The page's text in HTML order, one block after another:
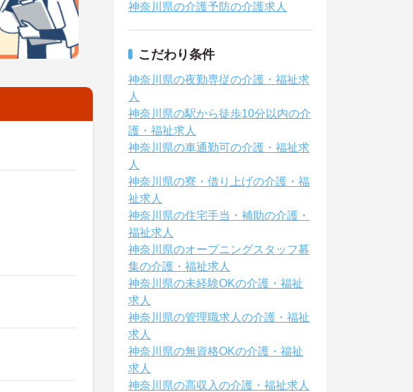
神奈川県の介護予防の介護求人
こだわり条件
神奈川県の夜勤専従の介護・福祉求
人
神奈川県の駅から徒歩10分以内の介
護・福祉求人
神奈川県の車通勤可の介護・福祉求
人
神奈川県の寮・借り上げの介護・福
祉求人
神奈川県の住宅手当・補助の介護・
福祉求人
神奈川県のオープニングスタッフ募
集の介護・福祉求人
神奈川県の未経験OKの介護・福祉
求人
神奈川県の管理職求人の介護・福祉
求人
神奈川県の無資格OKの介護・福祉
求人
神奈川県の高収入の介護・福祉求人